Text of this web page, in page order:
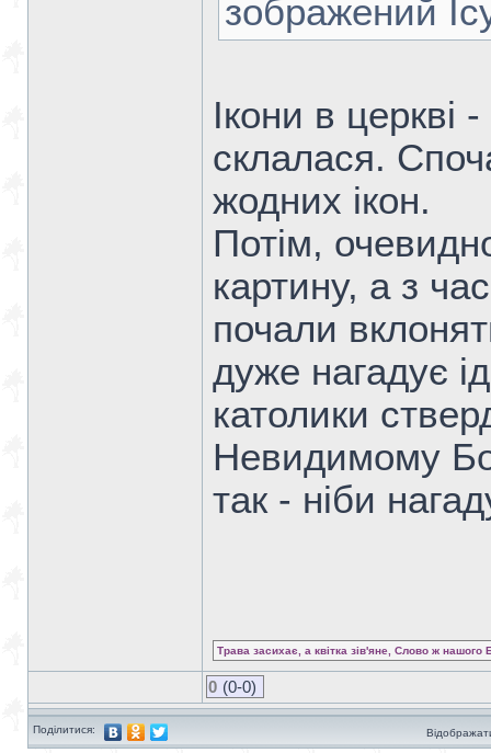
зображений
Ікони в церкві
склалася.
жодних ікон.
Потім,
картину, а з
почали
дуже нагадує
католики
Невидимому
так - ніби
Трава засихає, а квітка зів'яне, Слово ж нашого
0 (0-0)
Поділитися: